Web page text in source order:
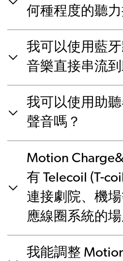
何種程度的聽力
我可以使用藍
音樂直接串流
我可以使用助
聲音嗎？
Motion
有 Telecoil (T-
連接劇院、機
應線圈系統的場
我能調整